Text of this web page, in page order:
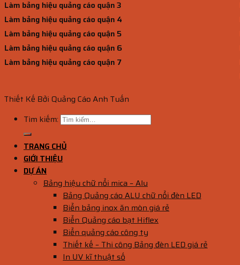
Làm bảng hiệu quảng cáo quận 3
Làm bảng hiệu quảng cáo quận 4
Làm bảng hiệu quảng cáo quận 5
Làm bảng hiệu quảng cáo quận 6
Làm bảng hiệu quảng cáo quận 7
Thiết Kế Bởi Quảng Cáo Anh Tuấn
Tìm kiếm:
TRANG CHỦ
GIỚI THIỆU
DỰ ÁN
Bảng hiệu chữ nổi mica – Alu
Bảng Quảng cáo ALU chữ nổi đèn LED
Biển bảng inox ăn mòn giá rẻ
Biển Quảng cáo bạt Hiflex
Biển quảng cáo công ty
Thiết kế – Thi công Bảng đèn LED giá rẻ
In UV kĩ thuật số